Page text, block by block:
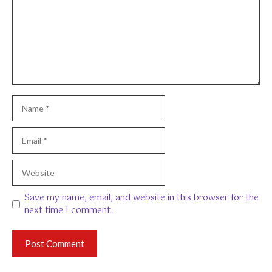
Name
Email
Website
Save my name, email, and website in this browser for the
next time I comment.